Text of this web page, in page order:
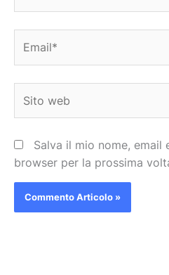
web
Salva il mio nome, email
browser per la prossima